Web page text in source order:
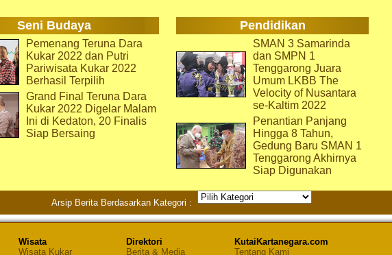
Seni Budaya Pendidikan
Pemenang Teruna Dara
Kukar 2022 dan Putri
Pariwisata Kukar 2022
Berhasil Terpilih
Grand Final Teruna Dara
Kukar 2022 Digelar Malam
Ini di Kedaton, 20 Finalis
Siap Bersaing
SMAN 3 Samarinda
dan SMPN 1
Tenggarong Juara
Umum LKBB The
Velocity of Nusantara
se-Kaltim 2022
Penantian Panjang
Hingga 8 Tahun,
Gedung Baru SMAN 1
Tenggarong Akhirnya
Siap Digunakan
Arsip Berita Berdasarkan Kategori :
Wisata
Wisata Kukar
Direktori
Berita & Media
KutaiKartanegara.com
Tentang Kami